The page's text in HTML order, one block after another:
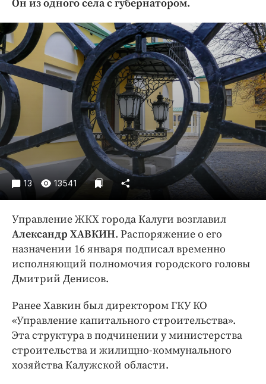
Благоустройство
Криминал
Культура
Недвижимость и ЖКХ
Образование
Общество
Погода
Праздники
Происшествия
Экономика и бизнес
ПРОЕКТЫ
Блоги
Медиаперсона
Клиника года
Работодатель года
Он из одного села с губернатором.
13 13541
Управление ЖКХ города Калуги возглавил
Александр ХАВКИН. Распоряжение о его
назначении 16 января подписал временно
исполняющий полномочия городского головы
Дмитрий Денисов.
Ранее Хавкин был директором ГКУ КО
«Управление капитального строительства».
Эта структура в подчинении у министерства
строительства и жилищно-коммунального
хозяйства Калужской области.